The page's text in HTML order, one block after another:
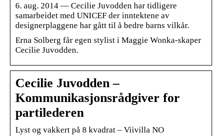
6. aug. 2014 — Cecilie Juvodden har tidligere
samarbeidet med UNICEF der inntektene av
designerplaggene har gått til å bedre barns vilkår.
Erna Solberg får egen stylist i Maggie Wonka-skaper
Cecilie Juvodden.
Cecilie Juvodden –
Kommunikasjonsrådgiver for
partilederen
Lyst og vakkert på 8 kvadrat – Viivilla NO